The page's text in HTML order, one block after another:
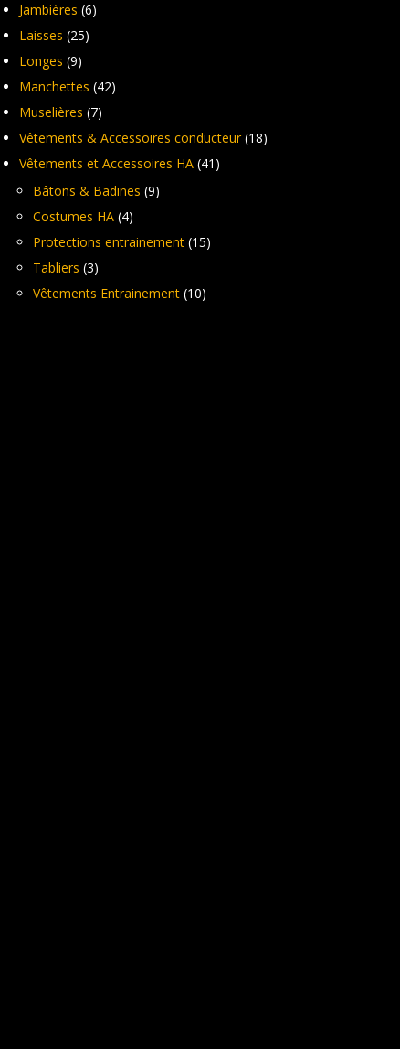
Jambières (6)
Laisses (25)
Longes (9)
Manchettes (42)
Muselières (7)
Vêtements & Accessoires conducteur (18)
Vêtements et Accessoires HA (41)
Bâtons & Badines (9)
Costumes HA (4)
Protections entrainement (15)
Tabliers (3)
Vêtements Entrainement (10)